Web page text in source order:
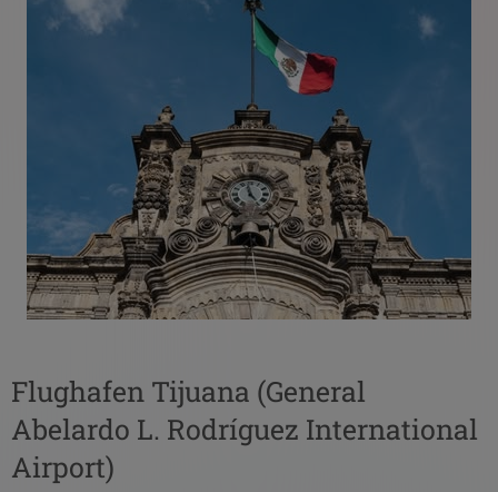
Flughafen Tijuana (General
Abelardo L. Rodríguez International
Airport)